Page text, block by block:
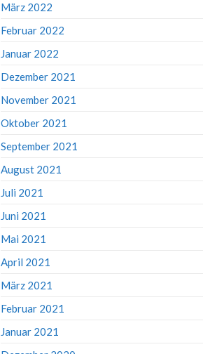
März 2022
Februar 2022
Januar 2022
Dezember 2021
November 2021
Oktober 2021
September 2021
August 2021
Juli 2021
Juni 2021
Mai 2021
April 2021
März 2021
Februar 2021
Januar 2021